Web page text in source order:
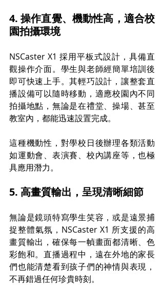
4. 操作直覺、機動性高，適合校
園拍攝環境
NSCaster X1 採用平板式設計，具備直
觀操作介面。學生與老師經簡單培訓後
即可快速上手。其輕巧設計，讓整套直
播設備可以隨時移動，適應校園內不同
拍攝地點，無論是在禮堂、操場、甚至
教室內，都能迅速設置完成。
這種機動性，對學校日後辦理各類活動
如運動會、表演賽、校內講座等，也極
具應用潛力。
5. 高畫質輸出，呈現清晰細節
無論是鏡頭特寫學生笑容，或是遠景捕
捉整體氣氛，NSCaster X1 所支援的高
畫質輸出，確保每一幀畫面都清晰、色
彩飽和。直播過程中，遠在外地的家長
們也能清楚看到孩子們的神情與表現，
不再錯過任何珍貴時刻。